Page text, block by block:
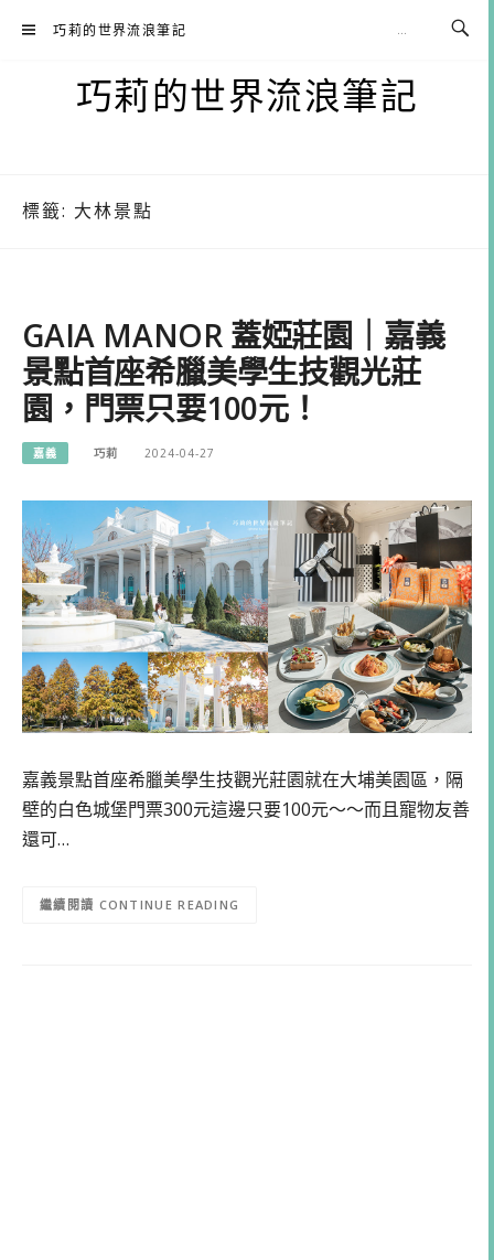
巧莉的世界流浪筆記
巧莉的世界流浪筆記
標籤: 大林景點
GAIA MANOR 蓋婭莊園｜嘉義
景點首座希臘美學生技觀光莊
園，門票只要100元！
嘉義 巧莉 2024-04-27
嘉義景點首座希臘美學生技觀光莊園就在大埔美園區，隔
壁的白色城堡門票300元這邊只要100元～～而且寵物友善
還可…
CONTINUE READING